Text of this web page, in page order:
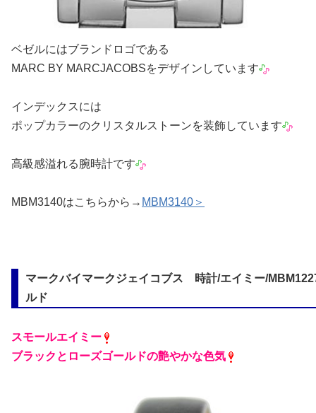
ベゼルにはブランドロゴである
MARC BY MARCJACOBSをデザインしています
インデックスには
ポップカラーのクリスタルストーンを装飾しています
高級感溢れる腕時計です
MBM3140はこちらから→ MBM3140＞
マークバイマークジェイコブス 時計/エイミー/
ルド
スモールエイミー
ブラックとローズゴールドの艶やかな色気